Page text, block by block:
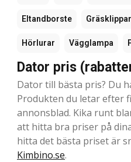
Eltandborste
Hörlurar Vägglampa
Dator pris
Dator till bästa pris? Du
Produkten du letar efter
annonsblad. Kika runt
att hitta bra priser på
hitta det bästa priset är
Kimbino.se.